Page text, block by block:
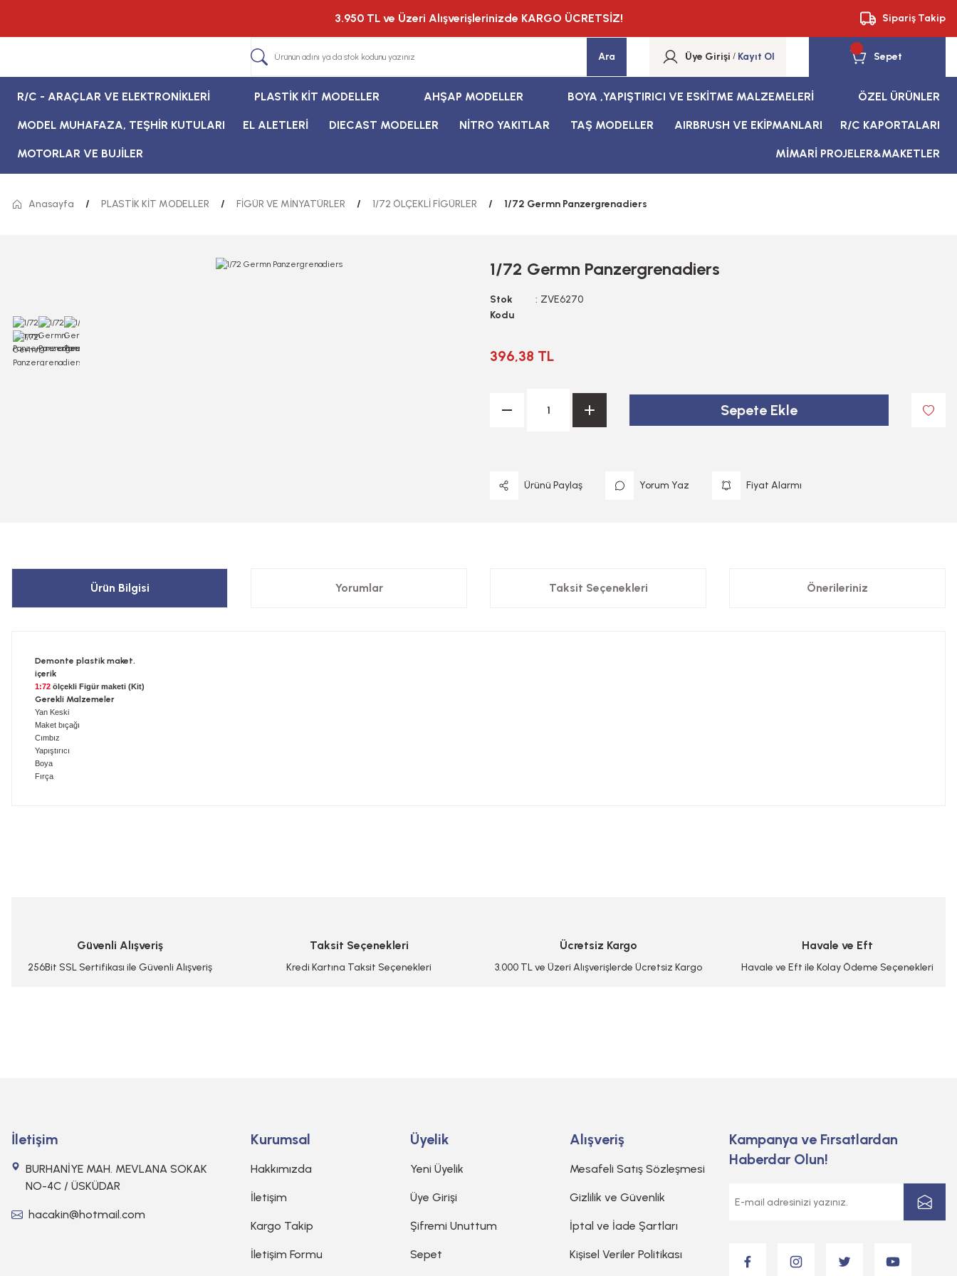
3.950 TL ve Üzeri Alışverişlerinizde KARGO ÜCRETSİZ! Sipariş Takip
Ara Üye Girişi / Kayıt Ol Sepet
R/C - ARAÇLAR VE ELEKTRONİKLERİ PLASTİK KİT MODELLER AHŞAP MODELLER BOYA ,YAPIŞTIRICI VE ESKİTME MALZEMELERİ ÖZEL ÜRÜNLER
MODEL MUHAFAZA, TEŞHİR KUTULARI EL ALETLERİ DIECAST MODELLER NİTRO YAKITLAR TAŞ MODELLER AIRBRUSH VE EKİPMANLARI R/C KAPORTALARI
MOTORLAR VE BUJİLER MİMARİ PROJELER&MAKETLER
Anasayfa PLASTİK KİT MODELLER FİGÜR VE MİNYATÜRLER 1/72 ÖLÇEKLİ FİGÜRLER 1/72 Germn Panzergrenadiers
1/72 Germn Panzergrenadiers
Stok
Kodu
ZVE6270
396,38 TL
Sepete Ekle
Ürünü Paylaş Yorum Yaz Fiyat Alarmı
Ürün Bilgisi Yorumlar Taksit Seçenekleri Önerileriniz
Demonte plastik maket.
içerik
1:72 ölçekli Figür maketi (Kit)
Gerekli Malzemeler
Yan Keski
Maket bıçağı
Cımbız
Yapıştırıcı
Boya
Fırça
Ürün fiyatı diğer sitelerden daha pahalı.
Bu ürüne benzer farklı alternatifler olmalı.
Güvenli Alışveriş
256Bit SSL Sertifikası ile Güvenli Alışveriş
Taksit Seçenekleri
Kredi Kartına Taksit Seçenekleri
Ücretsiz Kargo
3.000 TL ve Üzeri Alışverişlerde Ücretsiz Kargo
Havale ve Eft
Havale ve Eft ile Kolay Ödeme Seçenekleri
İletişim
BURHANİYE MAH. MEVLANA SOKAK
NO-4C / ÜSKÜDAR
hacakin@hotmail.com
Kurumsal
Hakkımızda
İletişim
Kargo Takip
İletişim Formu
Üyelik
Yeni Üyelik
Üye Girişi
Şifremi Unuttum
Sepet
Alışveriş
Mesafeli Satış Sözleşmesi
Gizlilik ve Güvenlik
İptal ve İade Şartları
Kişisel Veriler Politikası
Kampanya ve Fırsatlardan
Haberdar Olun!